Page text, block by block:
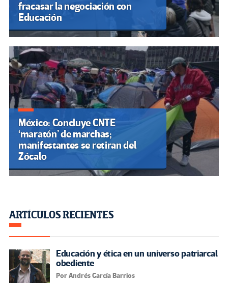
fracasar la negociación con
Educación
México: Concluye CNTE
‘maratón’ de marchas;
manifestantes se retiran del
Zócalo
ARTÍCULOS RECIENTES
Educación y ética en un universo patriarcal
obediente
Por Andrés García Barrios